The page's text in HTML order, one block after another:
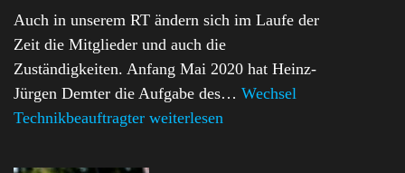
Auch in unserem RT ändern sich im Laufe der
Zeit die Mitglieder und auch die
Zuständigkeiten. Anfang Mai 2020 hat Heinz-
Jürgen Demter die Aufgabe des… Wechsel
Technikbeauftragter weiterlesen